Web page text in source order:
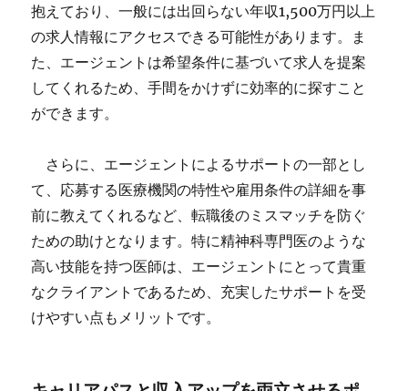
抱えており、一般には出回らない年収1,500万円以上
の求人情報にアクセスできる可能性があります。ま
た、エージェントは希望条件に基づいて求人を提案
してくれるため、手間をかけずに効率的に探すこと
ができます。
さらに、エージェントによるサポートの一部とし
て、応募する医療機関の特性や雇用条件の詳細を事
前に教えてくれるなど、転職後のミスマッチを防ぐ
ための助けとなります。特に精神科専門医のような
高い技能を持つ医師は、エージェントにとって貴重
なクライアントであるため、充実したサポートを受
けやすい点もメリットです。